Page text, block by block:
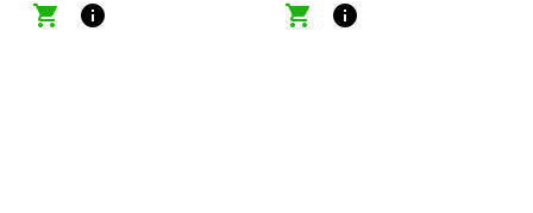
shopping_cart
info
shopping_cart
info